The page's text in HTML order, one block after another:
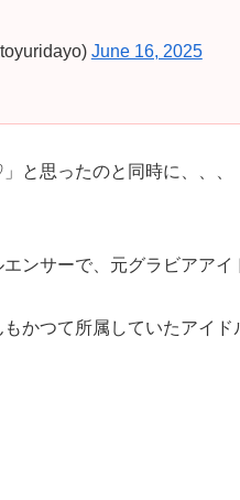
June 16, 2025
と思ったのと同時に、、
ンサーで、元グラビアア
かつて所属していたアイ